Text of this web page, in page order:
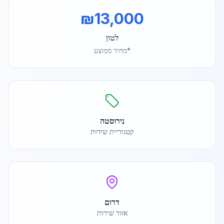
₪13,000
לטון
*מחיר ממוצע
נירוסטה
קטגוריית שירות
דרום
אזור שירות